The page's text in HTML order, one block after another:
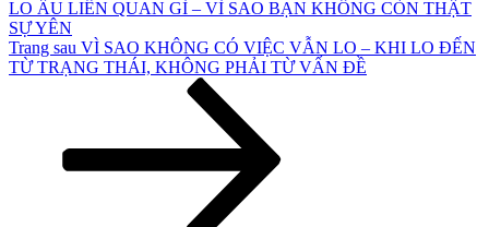
LO ÂU LIÊN QUAN GÌ – VÌ SAO BẠN KHÔNG CÒN THẬT
SỰ YÊN
Bài
tiếp
Trang sau VÌ SAO KHÔNG CÓ VIỆC VẪN LO – KHI LO ĐẾN
TỪ TRẠNG THÁI, KHÔNG PHẢI TỪ VẤN ĐỀ